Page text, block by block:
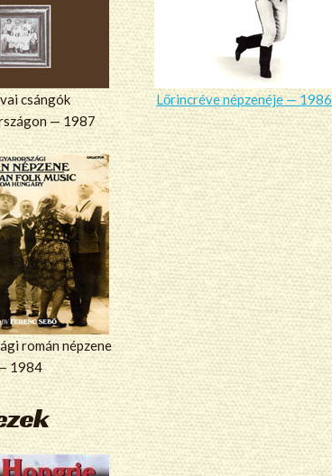
csángók
— 1987
Lőrincréve népzenéje — 1986
román népzene
1984